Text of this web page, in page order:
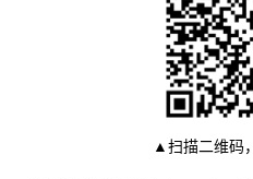
▲扫描二维码